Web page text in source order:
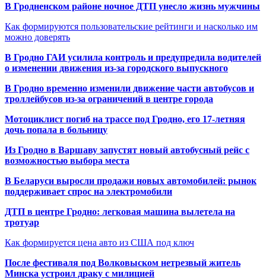
В Гродненском районе ночное ДТП унесло жизнь мужчины
Как формируются пользовательские рейтинги и насколько им
можно доверять
В Гродно ГАИ усилила контроль и предупредила водителей
о изменении движения из-за городского выпускного
В Гродно временно изменили движение части автобусов и
троллейбусов из-за ограничений в центре города
Мотоциклист погиб на трассе под Гродно, его 17-летняя
дочь попала в больницу
Из Гродно в Варшаву запустят новый автобусный рейс с
возможностью выбора места
В Беларуси выросли продажи новых автомобилей: рынок
поддерживает спрос на электромобили
ДТП в центре Гродно: легковая машина вылетела на
тротуар
Как формируется цена авто из США под ключ
После фестиваля под Волковыском нетрезвый житель
Минска устроил драку с милицией